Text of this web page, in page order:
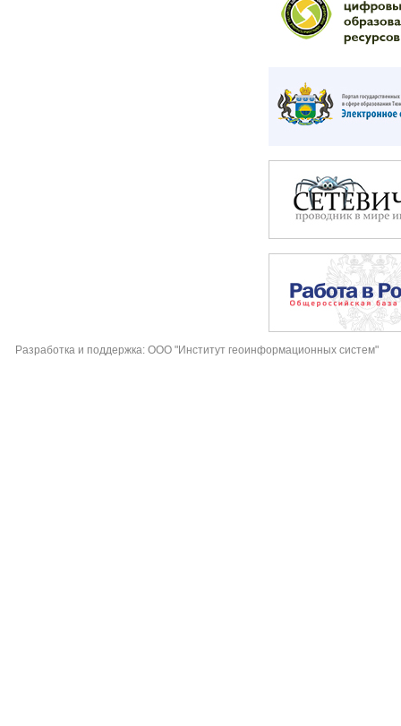
Разработка и поддержка: ООО "Институт геоинформационных систем"